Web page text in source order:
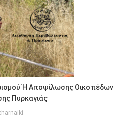
Ή Αποψίλωσης Οικοπέδων
Πυρκαγιάς